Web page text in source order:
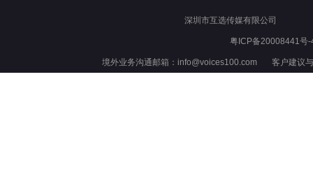
深圳市互选传媒有限公司
粤ICP备20008441号-
境外业务沟通邮箱：info@voices100.com 客户建议